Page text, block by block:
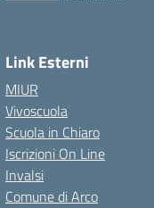
Link Esterni
MIUR
Vivoscuola
Scuola in Chiaro
Iscrizioni On Line
Invalsi
Comune di Arco